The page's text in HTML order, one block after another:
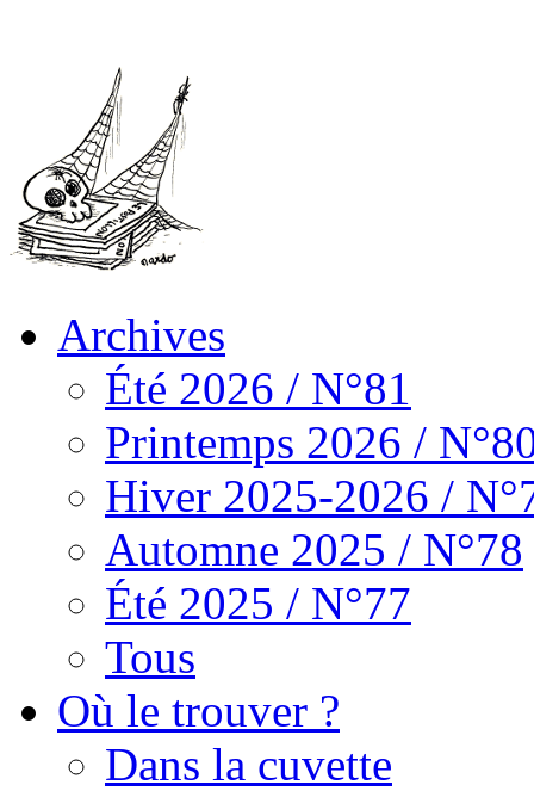
Archives
Été 2026 / N°81
Printemps 2026 /
Hiver 2025-2026 /
Automne 2025 / N°78
Été 2025 / N°77
Tous
Où le trouver ?
Dans la cuvette